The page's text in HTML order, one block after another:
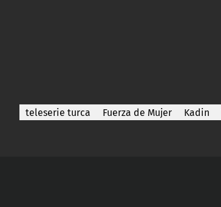
teleserie turca Fuerza de Mujer Kadin